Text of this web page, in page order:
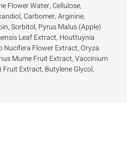
Flower Water, Cellulose,
Carbomer, Arginine,
Sorbitol, Pyrus Malus (Apple)
Leaf Extract, Houttuynia
Nucifera Flower Extract, Oryza
Mume Fruit Extract, Vaccinium
Extract, Butylene Glycol,